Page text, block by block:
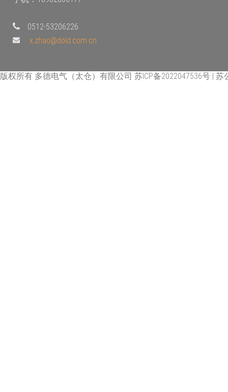
0512-53206226
x.zhao@dold.com.cn
版权所有 多德电气（太仓）有限公司 苏ICP备2022047536号 | 苏